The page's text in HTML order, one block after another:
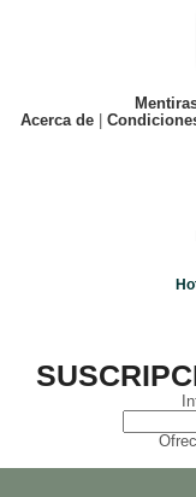
Acerca de